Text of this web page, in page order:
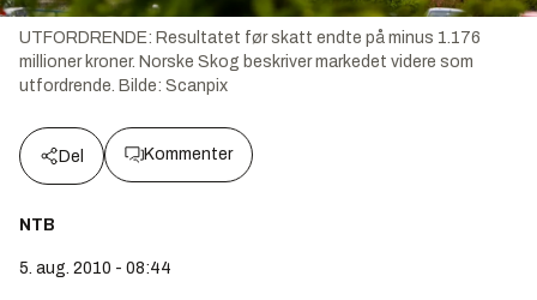
UTFORDRENDE: Resultatet før skatt endte på minus 1.176
millioner kroner. Norske Skog beskriver markedet videre som
utfordrende. Bilde: Scanpix
Del Kommenter
NTB
5. aug. 2010 - 08:44